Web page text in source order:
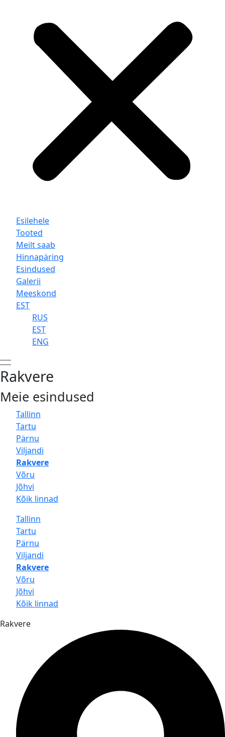
Esilehele
Tooted
Meilt saab
Hinnapäring
Esindused
Galerii
Meeskond
EST
RUS
EST
ENG
Rakvere
Meie esindused
Tallinn
Tartu
Pärnu
Viljandi
Rakvere
Võru
Jõhvi
Kõik linnad
Tallinn
Tartu
Pärnu
Viljandi
Rakvere
Võru
Jõhvi
Kõik linnad
Rakvere